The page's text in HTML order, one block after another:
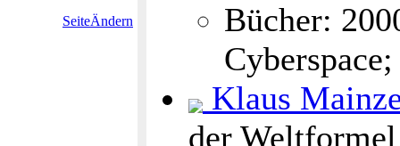
SeiteÄndern
Bücher:
Klaus
der